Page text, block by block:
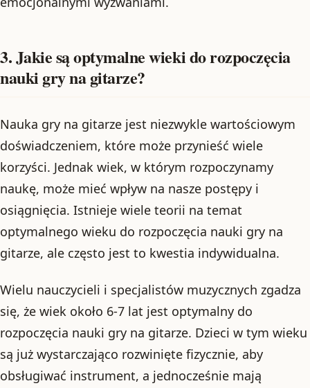
3. Jakie są optymalne wieki do rozpoczęcia
nauki gry na gitarze?
Nauka gry na gitarze jest niezwykle wartościowym
doświadczeniem, które może przynieść wiele
korzyści. Jednak wiek, w którym rozpoczynamy
naukę, może mieć wpływ na nasze postępy i
osiągnięcia. Istnieje wiele teorii na temat
optymalnego wieku do rozpoczęcia nauki gry na
gitarze, ale często jest to kwestia indywidualna.
Wielu nauczycieli i specjalistów muzycznych zgadza
się, że wiek około 6-7 lat jest optymalny do
rozpoczęcia nauki gry na gitarze. Dzieci w tym wieku
są już wystarczająco rozwinięte fizycznie, aby
obsługiwać instrument, a jednocześnie mają